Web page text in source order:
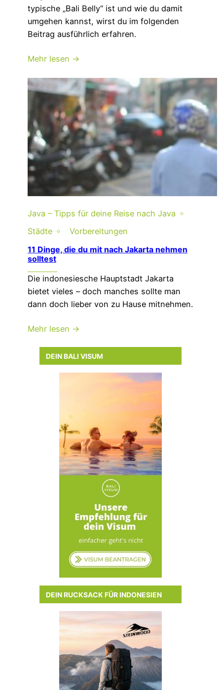
typische „Bali Belly“ ist und wie du damit
umgehen kannst, wirst du im folgenden
Beitrag ausführlich erfahren.
Mehr lesen →
Java – Tipps für deine Reise nach Java
Städte
Vorbereitungen
11 Dinge, die du mit nach Jakarta nehmen
solltest
Die indonesiesche Hauptstadt Jakarta
bietet vieles – doch manches sollte man
dann doch lieber von zu Hause mitnehmen.
Mehr lesen →
DEIN BALI VISUM
DEIN RUCKSACK FÜR INDONESIEN